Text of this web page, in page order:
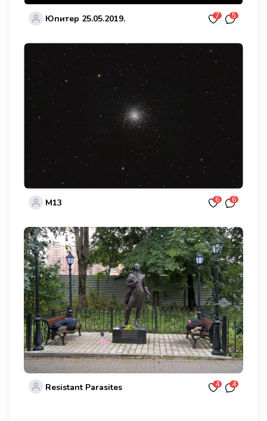
Юпитер 25.05.2019. 7 5
M13 6 6
Resistant Parasites 4 4